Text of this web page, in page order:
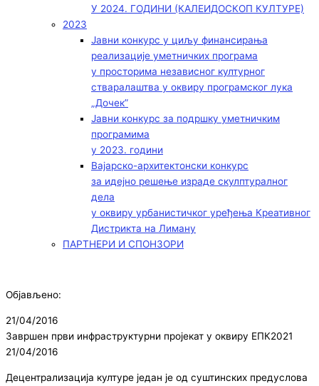
У 2024. ГОДИНИ (КАЛЕИДОСКОП КУЛТУРЕ)
2023
Јавни конкурс у циљу финансирања
реализације уметничких програма
у просторима независног културног
стваралаштва у оквиру програмског лука
„Дочек”
Јавни конкурс за подршку уметничким
програмима
у 2023. години
Вајарско-архитектонски конкурс
за идејно решење израде скулптуралног
дела
у оквиру урбанистичког уређења Креативног
Дистрикта на Лиману
ПАРТНЕРИ И СПОНЗОРИ
Објављено:
21/04/2016
Завршен први инфраструктурни пројекат у оквиру ЕПК2021
21/04/2016
Децентрализација културе један је од суштинских предуслова